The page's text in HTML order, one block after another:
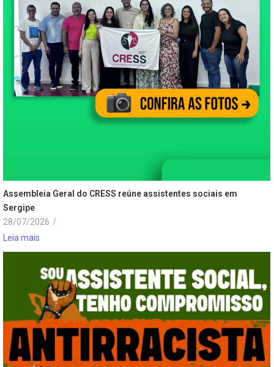
Assembleia Geral do CRESS reúne assistentes sociais em
Sergipe
28/07/2026 /
Leia mais